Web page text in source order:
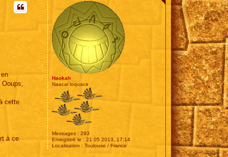
Haokah
Naacal loquace
Messages : 293
Enregistré le : 21 05 2013, 17:14
Localisation : Toulouse / France
cette
à ce